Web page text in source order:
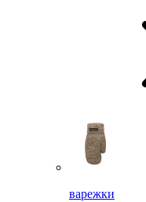
варежки